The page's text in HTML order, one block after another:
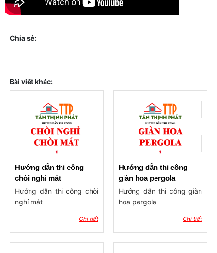
Chia sẻ:
Bài viết khác:
Hướng dẫn thi công
chòi nghỉ mát
Hướng dẫn thi công chòi
nghỉ mát
Chi tiết
Hướng dẫn thi công
giàn hoa pergola
Hướng dẫn thi công giàn
hoa pergola
Chi tiết